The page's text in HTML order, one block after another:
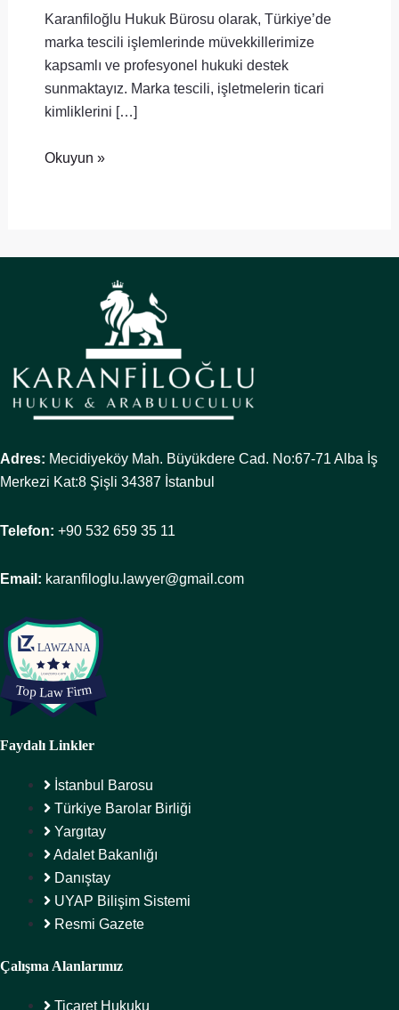
Karanfiloğlu Hukuk Bürosu olarak, Türkiye’de
marka tescili işlemlerinde müvekkillerimize
kapsamlı ve profesyonel hukuki destek
sunmaktayız. Marka tescili, işletmelerin ticari
kimliklerini […]
Okuyun »
Adres: Mecidiyeköy Mah. Büyükdere Cad. No:67-71 Alba İş
Merkezi Kat:8 Şişli 34387 İstanbul
Telefon: +90 532 659 35 11
Email: karanfiloglu.lawyer@gmail.com
Faydalı Linkler
İstanbul Barosu
Türkiye Barolar Birliği
Yargıtay
Adalet Bakanlığı
Danıştay
UYAP Bilişim Sistemi
Resmi Gazete
Çalışma Alanlarımız
Ticaret Hukuku